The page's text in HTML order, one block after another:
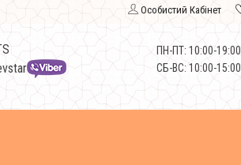
Особистий Кабінет
ПН-ПТ: 10:00-19:00
СБ-ВС: 10:00-15:00